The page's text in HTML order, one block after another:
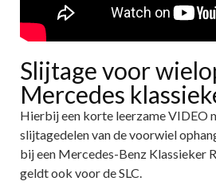
Slijtage voor
Mercedes
Hierbij een korte leerzame VIDEO
slijtagedelen van de voorwiel
bij een Mercedes-Benz Klassieker
geldt ook voor de SLC.